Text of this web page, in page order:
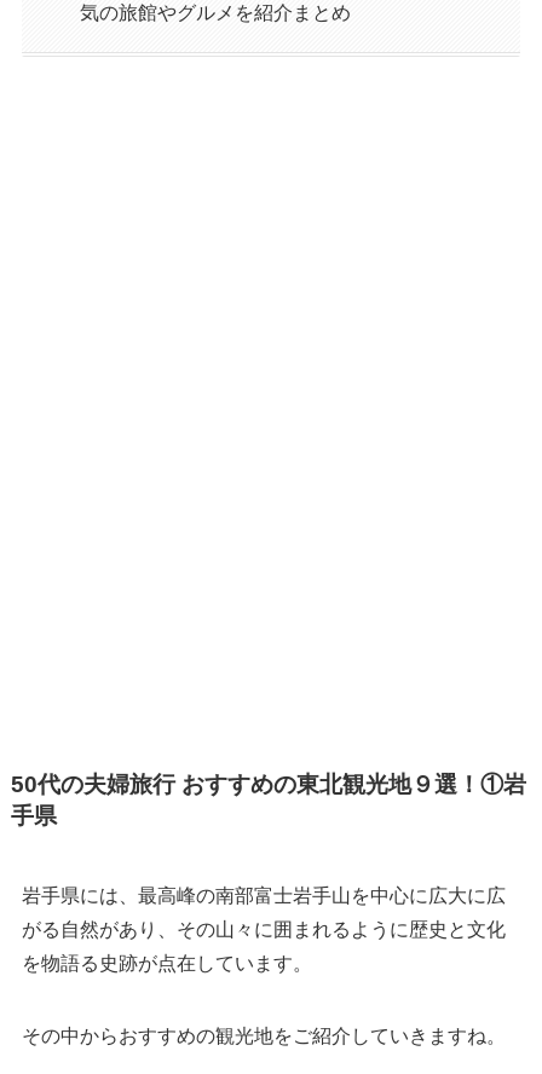
気の旅館やグルメを紹介まとめ
50代の夫婦旅行 おすすめの東北観光地９選！ ①岩
手県
岩手県には、最高峰の南部富士岩手山を中心に広大に広
がる自然があり、その山々に囲まれるように歴史と文化
を物語る史跡が点在しています。
その中からおすすめの観光地をご紹介していきますね。